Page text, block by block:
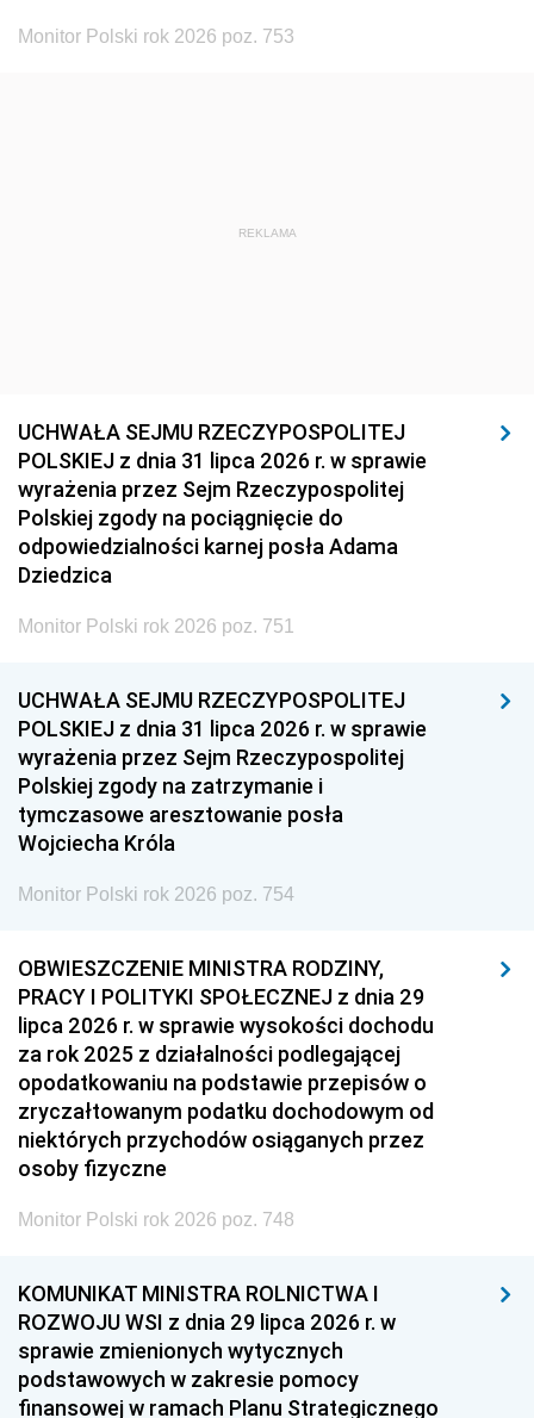
Monitor Polski rok 2026 poz. 753
REKLAMA
UCHWAŁA SEJMU RZECZYPOSPOLITEJ
POLSKIEJ z dnia 31 lipca 2026 r. w sprawie
wyrażenia przez Sejm Rzeczypospolitej
Polskiej zgody na pociągnięcie do
odpowiedzialności karnej posła Adama
Dziedzica
Monitor Polski rok 2026 poz. 751
UCHWAŁA SEJMU RZECZYPOSPOLITEJ
POLSKIEJ z dnia 31 lipca 2026 r. w sprawie
wyrażenia przez Sejm Rzeczypospolitej
Polskiej zgody na zatrzymanie i
tymczasowe aresztowanie posła
Wojciecha Króla
Monitor Polski rok 2026 poz. 754
OBWIESZCZENIE MINISTRA RODZINY,
PRACY I POLITYKI SPOŁECZNEJ z dnia 29
lipca 2026 r. w sprawie wysokości dochodu
za rok 2025 z działalności podlegającej
opodatkowaniu na podstawie przepisów o
zryczałtowanym podatku dochodowym od
niektórych przychodów osiąganych przez
osoby fizyczne
Monitor Polski rok 2026 poz. 748
KOMUNIKAT MINISTRA ROLNICTWA I
ROZWOJU WSI z dnia 29 lipca 2026 r. w
sprawie zmienionych wytycznych
podstawowych w zakresie pomocy
finansowej w ramach Planu Strategicznego